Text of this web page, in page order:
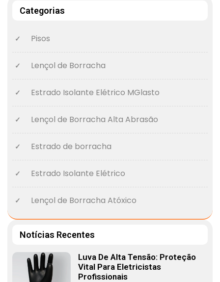
Categorias
Pisos
Lençol de Borracha
Estrado Isolante Elétrico MGlasto
Lençol de Borracha Alta Abrasão
Estrado de borracha
Estrado Isolante Elétrico
Lençol de Borracha Atóxico
Notícias Recentes
Luva De Alta Tensão: Proteção
Vital Para Eletricistas
Profissionais